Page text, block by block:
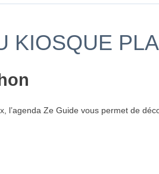
KIOSQUE
Ze Guide vous permet de